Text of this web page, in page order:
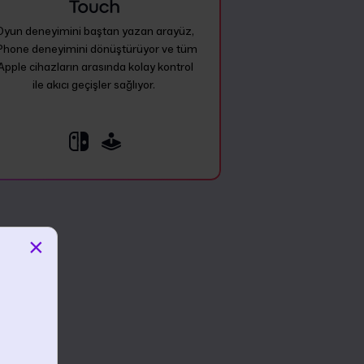
deneyimini baştan yazan arayüz,
deneyimini dönüştürüyor ve tüm
cihazların arasında kolay kontrol
ile akıcı geçişler sağlıyor.
×